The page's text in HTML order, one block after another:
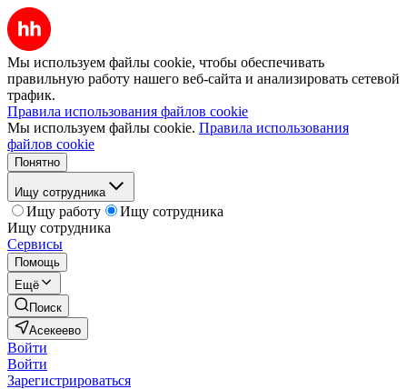
Мы используем файлы cookie, чтобы обеспечивать
правильную работу нашего веб-сайта и анализировать сетевой
трафик.
Правила использования файлов cookie
Мы используем файлы cookie. Правила использования
файлов cookie
Понятно
Ищу сотрудника
Ищу работу
Ищу сотрудника
Ищу сотрудника
Сервисы
Помощь
Ещё
Поиск
Асекеево
Войти
Войти
Зарегистрироваться